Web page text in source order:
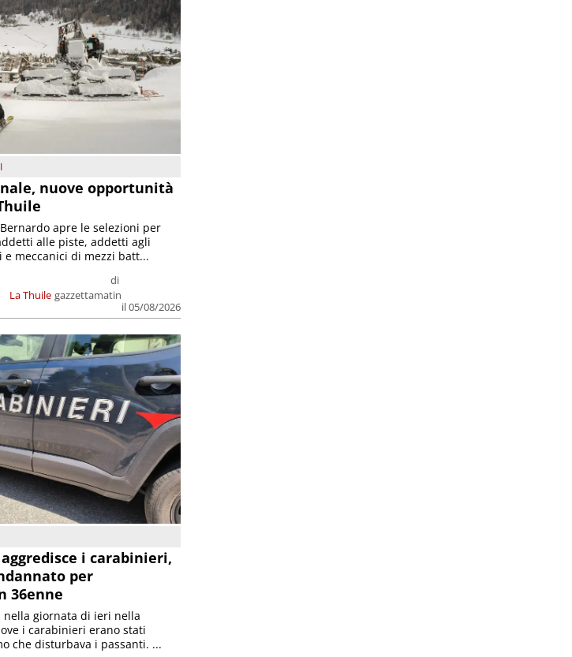
nuove opportunità
La Thuile
di
gazzettamatin
il 05/08/2026
apre le selezioni per
alle piste, addetti agli
meccanici di mezzi batt...
i carabinieri,
per
36enne
nella giornata di ieri nella
i carabinieri erano stati
che disturbava i passanti. ...